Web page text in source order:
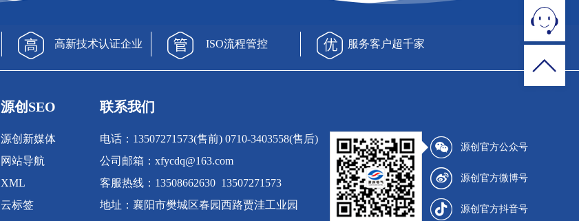
高新技术认证企业 ISO流程管控 服务客户超千家
源创SEO
源创新媒体
网站导航
XML
云标签
联系我们
电话：13507271573(售前) 0710-3403558(售后)
公司邮箱：xfycdq@163.com
客服热线：13508662630 13507271573
地址：襄阳市樊城区春园西路贾洼工业园
源创官方公众号
源创官方微博号
源创官方抖音号